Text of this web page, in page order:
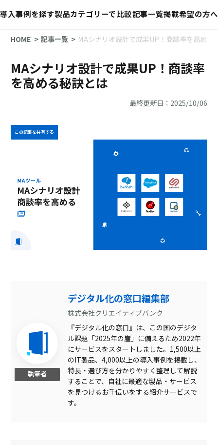
導入事例を探す製品カテゴリーで比較記事一覧掲載希望の方へ
HOME 記事一覧 MAシナリオ設計で成果UP！商談率を高める
MAシナリオ設計で成果UP！商談率
を高める秘訣とは
最終更新日：2025/10/06
この記事を共有する
執筆者
デジタル化の窓口編集部
株式会社クリエイティブバンク
『デジタル化の窓口』は、この国のデジタ
ル課題「2025年の崖」に備えるため2022年
にサービスをスタートしました。1,500以上
のIT製品、4,000以上の導入事例を掲載し、
特長・選び方を分かりやすく整理して解説
することで、自社に最適な製品・サービス
を見つけるお手伝いをする紹介サービスで
す。